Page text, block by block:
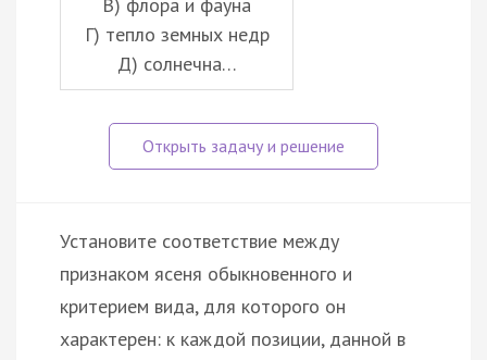
Г) тепло земных недр
Д) солнечна…
Установите соответствие между
признаком ясеня обыкновенного и
критерием вида, для которого он
характерен: к каждой позиции, данной в